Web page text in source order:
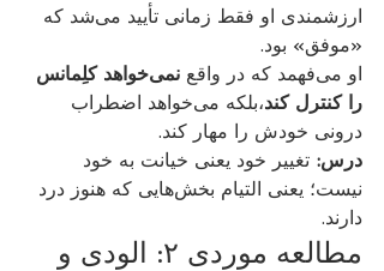
ارزشمندی او فقط زمانی تأیید می‌شد که
«موفق» بود.
او می‌فهمد که در واقع
نمی‌خواهد کلِمانس
را کنترل کند
،بلکه می‌خواهد اضطراب
درونی خودش را مهار کند.
درس: تغییر خود یعنی خیانت به خود
نیست؛ یعنی التیام بخش‌هایی که هنوز درد
دارند.
مطالعه موردی ۲: الودی و